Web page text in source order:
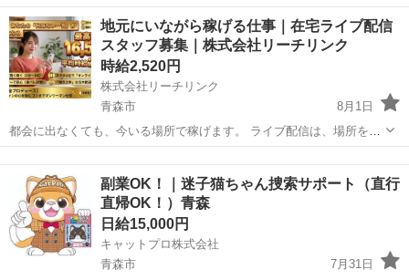
付き／土・日・祝日休み／時給1,400円／昇給・賞与・退職金制度制度
あり ☆内視鏡用処置具の製品加工・組み立て・検査のお仕事！ 【具体
的なお仕事内容】 ◆処...
青森 黒石市 その他
地元にいながら稼げる仕事｜在宅ライブ配信
スタッフ募集｜株式会社リーチリンク
時給2,520円
株式会社リーチリンク
青森市
8月1日
都会に出なくても、今いる場所で稼げます。 ライブ配信は、場所を選
ばないお仕事です。インターネット環境とスマートフォンがあれば、
自宅のどこにいても同じ条件で収入が得られます。 【募集内容】 株式
会社リーチリン...副業OK！｜迷子猫ちゃん捜索サポート（直行
直帰OK！）青森
日給15,000円
キャットプロ株式会社
青森市
7月31日